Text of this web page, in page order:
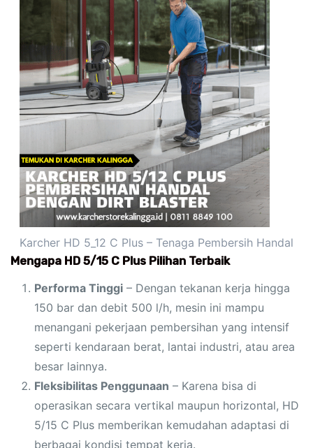
Karcher HD 5_12 C Plus – Tenaga Pembersih Handal
Mengapa HD 5/15 C Plus Pilihan Terbaik
Performa Tinggi – Dengan tekanan kerja hingga
150 bar dan debit 500 l/h, mesin ini mampu
menangani pekerjaan pembersihan yang intensif
seperti kendaraan berat, lantai industri, atau area
besar lainnya.
Fleksibilitas Penggunaan – Karena bisa di
operasikan secara vertikal maupun horizontal, HD
5/15 C Plus memberikan kemudahan adaptasi di
berbagai kondisi tempat kerja.